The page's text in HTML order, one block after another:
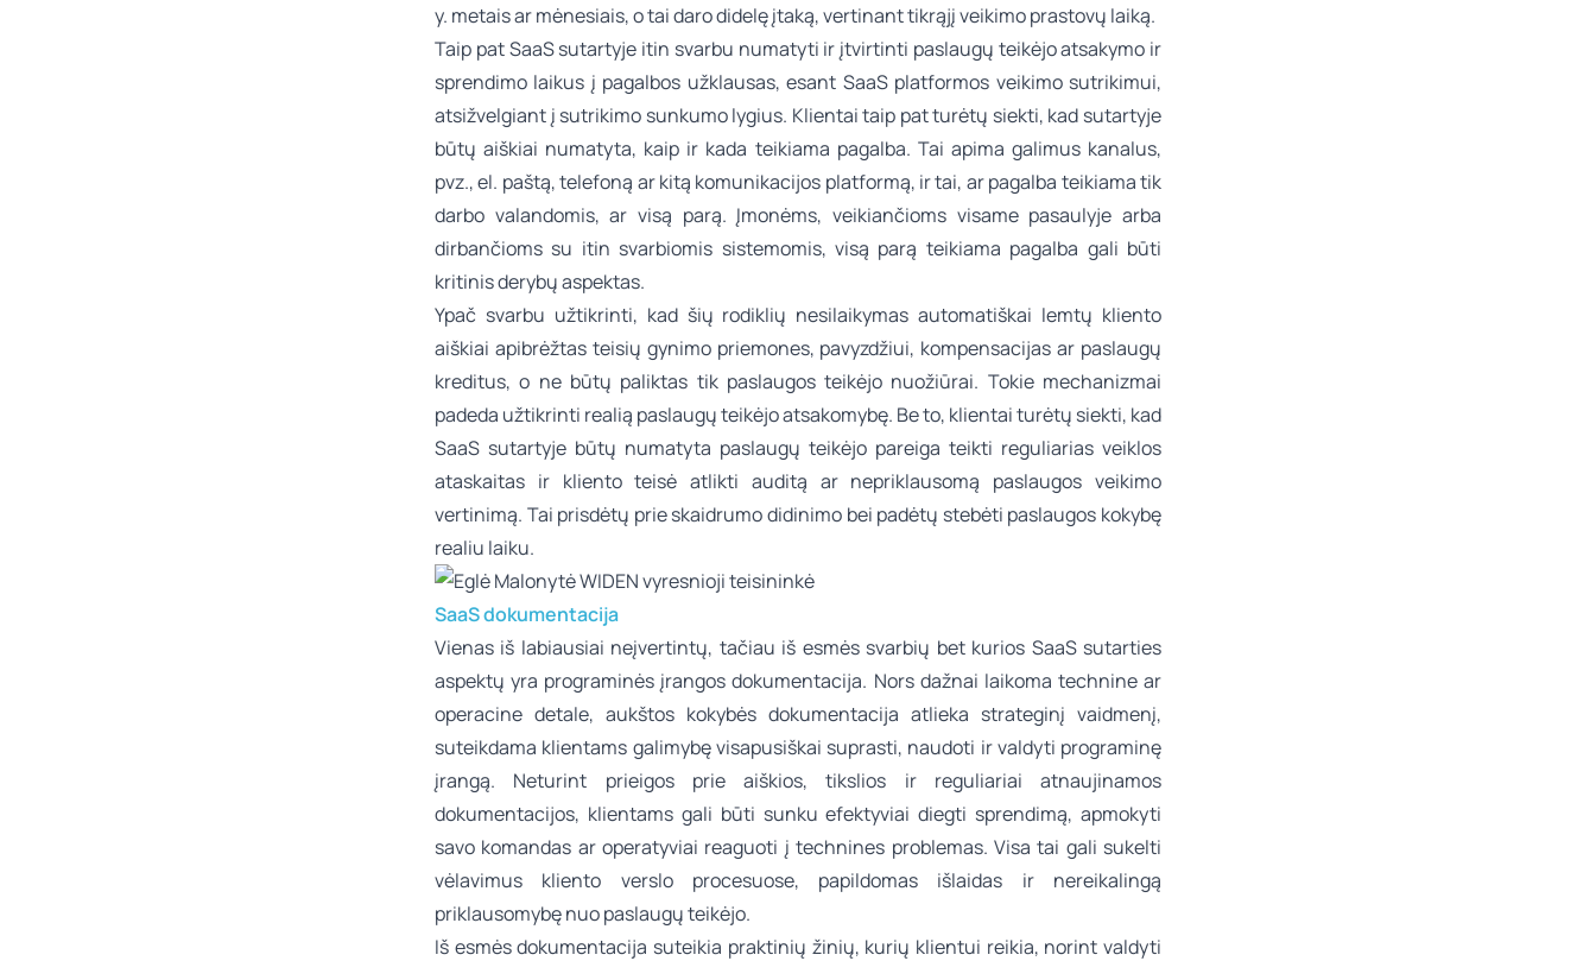
y. metais ar mėnesiais, o tai daro didelę įtaką, vertinant tikrąjį veikimo prastovų laiką.
Taip pat SaaS sutartyje itin svarbu numatyti ir įtvirtinti paslaugų teikėjo atsakymo ir
sprendimo laikus į pagalbos užklausas, esant SaaS platformos veikimo sutrikimui,
atsižvelgiant į sutrikimo sunkumo lygius. Klientai taip pat turėtų siekti, kad sutartyje
būtų aiškiai numatyta, kaip ir kada teikiama pagalba. Tai apima galimus kanalus,
pvz., el. paštą, telefoną ar kitą komunikacijos platformą, ir tai, ar pagalba teikiama tik
darbo valandomis, ar visą parą. Įmonėms, veikiančioms visame pasaulyje arba
dirbančioms su itin svarbiomis sistemomis, visą parą teikiama pagalba gali būti
kritinis derybų aspektas.
Ypač svarbu užtikrinti, kad šių rodiklių nesilaikymas automatiškai lemtų kliento
aiškiai apibrėžtas teisių gynimo priemones, pavyzdžiui, kompensacijas ar paslaugų
kreditus, o ne būtų paliktas tik paslaugos teikėjo nuožiūrai. Tokie mechanizmai
padeda užtikrinti realią paslaugų teikėjo atsakomybę. Be to, klientai turėtų siekti, kad
SaaS sutartyje būtų numatyta paslaugų teikėjo pareiga teikti reguliarias veiklos
ataskaitas ir kliento teisė atlikti auditą ar nepriklausomą paslaugos veikimo
vertinimą. Tai prisdėtų prie skaidrumo didinimo bei padėtų stebėti paslaugos kokybę
realiu laiku.
SaaS dokumentacija
Vienas iš labiausiai neįvertintų, tačiau iš esmės svarbių bet kurios SaaS sutarties
aspektų yra programinės įrangos dokumentacija. Nors dažnai laikoma technine ar
operacine detale, aukštos kokybės dokumentacija atlieka strateginį vaidmenį,
suteikdama klientams galimybę visapusiškai suprasti, naudoti ir valdyti programinę
įrangą. Neturint prieigos prie aiškios, tikslios ir reguliariai atnaujinamos
dokumentacijos, klientams gali būti sunku efektyviai diegti sprendimą, apmokyti
savo komandas ar operatyviai reaguoti į technines problemas. Visa tai gali sukelti
vėlavimus kliento verslo procesuose, papildomas išlaidas ir nereikalingą
priklausomybę nuo paslaugų teikėjo.
Iš esmės dokumentacija suteikia praktinių žinių, kurių klientui reikia, norint valdyti